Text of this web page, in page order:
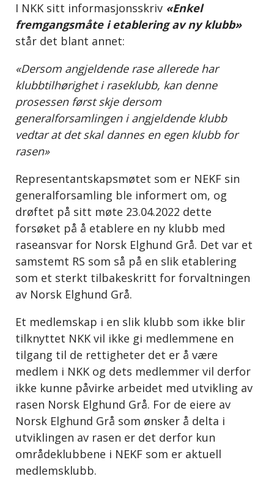
I NKK sitt informasjonsskriv «Enkel
fremgangsmåte i etablering av ny klubb»
står det blant annet:
«Dersom angjeldende rase allerede har
klubbtilhørighet i raseklubb, kan denne
prosessen først skje dersom
generalforsamlingen i angjeldende klubb
vedtar at det skal dannes en egen klubb for
rasen»
Representantskapsmøtet som er NEKF sin
generalforsamling ble informert om, og
drøftet på sitt møte 23.04.2022 dette
forsøket på å etablere en ny klubb med
raseansvar for Norsk Elghund Grå. Det var et
samstemt RS som så på en slik etablering
som et sterkt tilbakeskritt for forvaltningen
av Norsk Elghund Grå.
Et medlemskap i en slik klubb som ikke blir
tilknyttet NKK vil ikke gi medlemmene en
tilgang til de rettigheter det er å være
medlem i NKK og dets medlemmer vil derfor
ikke kunne påvirke arbeidet med utvikling av
rasen Norsk Elghund Grå. For de eiere av
Norsk Elghund Grå som ønsker å delta i
utviklingen av rasen er det derfor kun
områdeklubbene i NEKF som er aktuell
medlemsklubb.